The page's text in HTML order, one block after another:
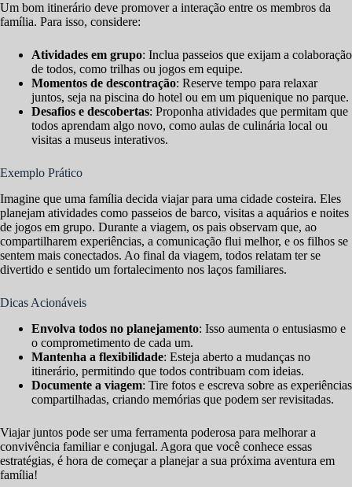
Um bom itinerário deve promover a interação entre os membros da
família. Para isso, considere:
Atividades em grupo: Inclua passeios que exijam a colaboração
de todos, como trilhas ou jogos em equipe.
Momentos de descontração: Reserve tempo para relaxar
juntos, seja na piscina do hotel ou em um piquenique no parque.
Desafios e descobertas: Proponha atividades que permitam que
todos aprendam algo novo, como aulas de culinária local ou
visitas a museus interativos.
Exemplo Prático
Imagine que uma família decida viajar para uma cidade costeira. Eles
planejam atividades como passeios de barco, visitas a aquários e noites
de jogos em grupo. Durante a viagem, os pais observam que, ao
compartilharem experiências, a comunicação flui melhor, e os filhos se
sentem mais conectados. Ao final da viagem, todos relatam ter se
divertido e sentido um fortalecimento nos laços familiares.
Dicas Acionáveis
Envolva todos no planejamento: Isso aumenta o entusiasmo e
o comprometimento de cada um.
Mantenha a flexibilidade: Esteja aberto a mudanças no
itinerário, permitindo que todos contribuam com ideias.
Documente a viagem: Tire fotos e escreva sobre as experiências
compartilhadas, criando memórias que podem ser revisitadas.
Viajar juntos pode ser uma ferramenta poderosa para melhorar a
convivência familiar e conjugal. Agora que você conhece essas
estratégias, é hora de começar a planejar a sua próxima aventura em
família!